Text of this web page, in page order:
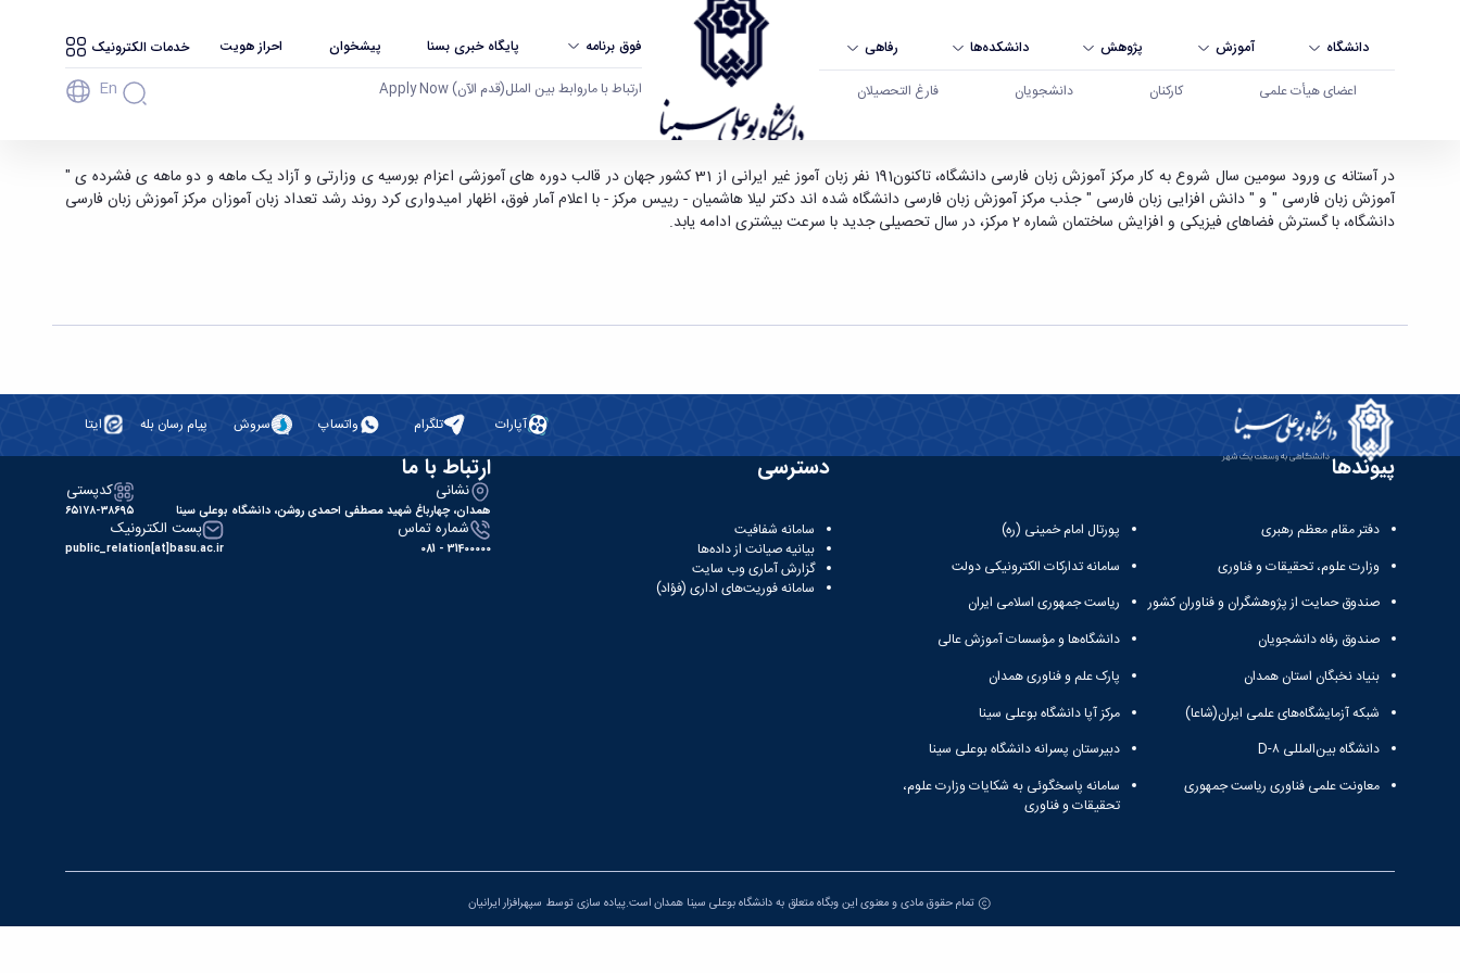
دانشگاه آموزش پژوهش دانشکده‌ها رفاهی
اعضای هیأت علمی کارکنان دانشجویان فارغ التحصیلان
فوق برنامه پایگاه خبری بسنا پیشخوان احراز هویت خدمات الکترونیک
ارتباط با ماروابط بین الملل(قدم الآن) Apply Now En
جذب نزدیک به 200 نفر زبان آموز خارجی در طی 2 سال فعالیت مرکز آموزش زبان فارسی به غیر فارسی زبانان دانشگاه - دانشگاه بوعلی سینا همدان
در آستانه ی ورود سومین سال شروع به کار مرکز آموزش زبان فارسی دانشگاه، تاکنون191 نفر زبان آموز غیر ایرانی از 31 کشور جهان در قالب دوره های آموزشی اعزام بورسیه ی وزارتی و آزاد یک ماهه و دو ماهه ی فشرده ی "
آموزش زبان فارسی " و " دانش افزایی زبان فارسی " جذب مرکز آموزش زبان فارسی دانشگاه شده اند دکتر لیلا هاشمیان - رییس مرکز - با اعلام آمار فوق، اظهار امیدواری کرد روند رشد تعداد زبان آموزان مرکز آموزش زبان فارسی
دانشگاه، با گسترش فضاهای فیزیکی و افزایش ساختمان شماره 2 مرکز، در سال تحصیلی جدید با سرعت بیشتری ادامه یابد.
آپارات تلگرام واتساپ سروش پیام رسان بله ایتا
پیوندها
دفتر مقام معظم رهبری
وزارت علوم، تحقیقات و فناوری
صندوق حمایت از پژوهشگران و فناوران کشور
صندوق رفاه دانشجویان
بنیاد نخبگان استان همدان
شبکه آزمایشگاه‌های علمی ایران(شاعا)
دانشگاه بین‌المللی D-۸
معاونت علمی فناوری ریاست جمهوری
پورتال امام خمینی (ره)
سامانه تدارکات الکترونیکی دولت
ریاست جمهوری اسلامی ایران
دانشگاه‌ها و مؤسسات آموزش عالی
پارک علم و فناوری همدان
مرکز آپا دانشگاه بوعلی سینا
دبیرستان پسرانه دانشگاه بوعلی سینا
سامانه پاسخگوئی به شکایات وزارت علوم،
تحقیقات و فناوری
دسترسی
سامانه شفافیت
بیانیه صیانت از داده‌ها
گزارش آماری وب‌ سایت
سامانه فوریت‌های اداری (فؤاد)
ارتباط با ما
نشانی
همدان، چهارباغ شهید مصطفی احمدی روشن، دانشگاه بوعلی سینا
کدپستی
۶۵۱۷۸-۳۸۶۹۵
شماره تماس
31400000 - 081
پست الکترونیک
public_relation[at]basu.ac.ir
تمام حقوق مادی و معنوی این وبگاه متعلق به دانشگاه بوعلی سینا همدان است.پیاده سازی توسط سپهرافزار ایرانیان